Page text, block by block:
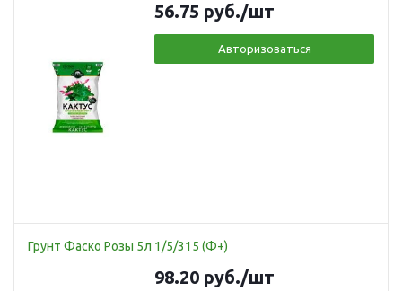
56.75 руб./шт
Авторизоваться
Грунт Фаско Розы 5л 1/5/315 (Ф+)
98.20 руб./шт